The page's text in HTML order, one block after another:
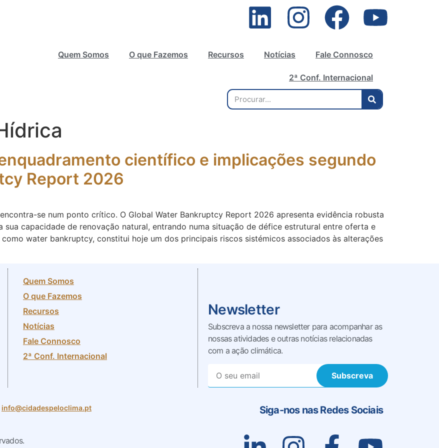
Quem Somos O que Fazemos Recursos Notícias Fale Connosco
2ª Conf. Internacional
científico e implicações segundo
Report 2026
se num ponto crítico. O Global Water Bankruptcy Report 2026 apresenta evidência robusta
sua capacidade de renovação natural, entrando numa situação de défice estrutural entre oferta e
water bankruptcy, constitui hoje um dos principais riscos sistémicos associados às alterações
Quem Somos
O que Fazemos
Recursos
Notícias
Fale Connosco
2ª Conf. Internacional
Newsletter
Subscreva a nossa newsletter para acompanhar as
nossas atividades e outras notícias relacionadas
com a ação climática.
Subscreva
info@cidadespeloclima.pt Siga-nos nas Redes Sociais